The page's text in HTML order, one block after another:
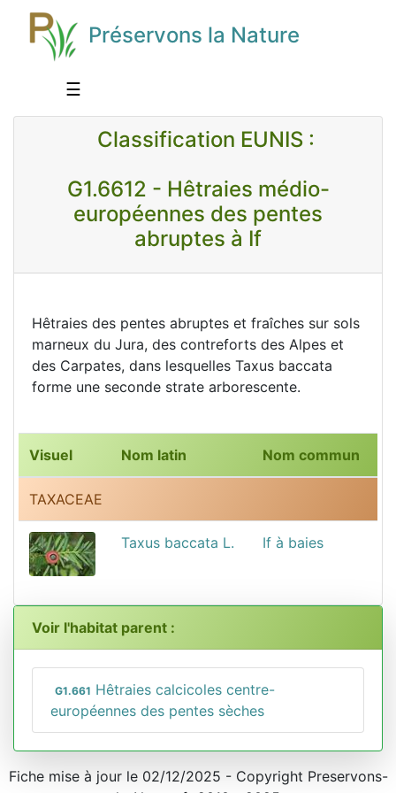
Préservons la Nature
☰
Classification EUNIS :
G1.6612 - Hêtraies médio-
européennes des pentes
abruptes à If
Hêtraies des pentes abruptes et fraîches sur sols
marneux du Jura, des contreforts des Alpes et
des Carpates, dans lesquelles Taxus baccata
forme une seconde strate arborescente.
Visuel Nom latin Nom commun
TAXACEAE
Taxus baccata L. If à baies
Voir l'habitat parent :
G1.661 Hêtraies calcicoles centre-
européennes des pentes sèches
Fiche mise à jour le 02/12/2025 - Copyright Preservons-